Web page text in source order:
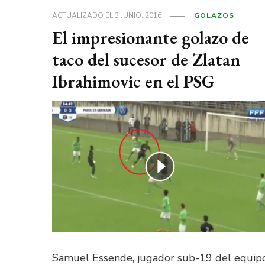
ACTUALIZADO EL3 JUNIO, 2016 GOLAZOS
El impresionante golazo de
taco del sucesor de Zlatan
Ibrahimovic en el PSG
Samuel Essende, jugador sub-19 del